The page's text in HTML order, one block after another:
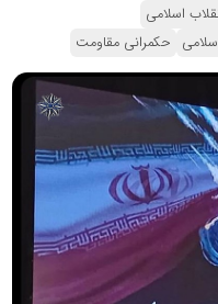
اسلامی
حکمرانی مقاومت